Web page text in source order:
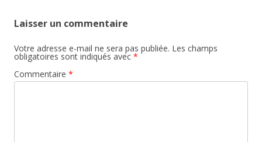
Laisser un commentaire
Votre adresse e-mail ne sera pas publiée. Les champs
obligatoires sont indiqués avec *
Commentaire *